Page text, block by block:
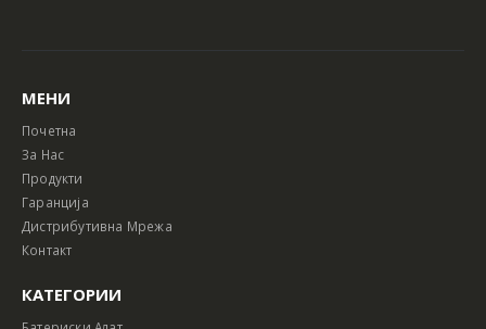
МЕНИ
Почетна
За Нас
Продукти
Гаранција
Дистрибутивна Мрежа
Контакт
КАТЕГОРИИ